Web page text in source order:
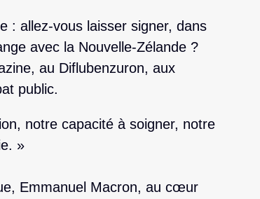
: allez-vous laisser signer, dans
avec la Nouvelle-Zélande ?
au Diflubenzuron, aux
public.
notre capacité à soigner, notre
»
Emmanuel Macron, au cœur